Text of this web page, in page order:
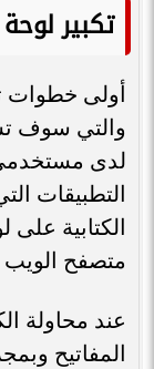
تكبير
أولى خطوات
والتي سوف
لدى مستخدمي
التطبيقات
الكتابية على
متصفح الويب
عند محاولة
المفاتيح